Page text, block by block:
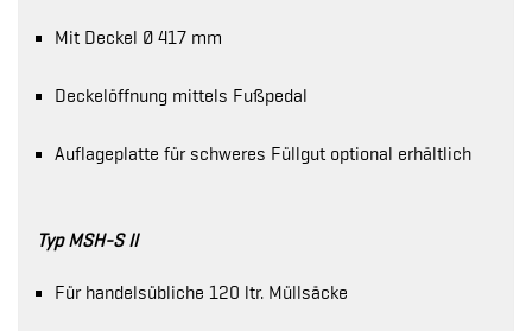
Mit Deckel Ø 417 mm
Deckelöffnung mittels Fußpedal
Auflageplatte für schweres Füllgut optional erhältlich
Typ MSH-S II
Für handelsübliche 120 ltr. Müllsäcke